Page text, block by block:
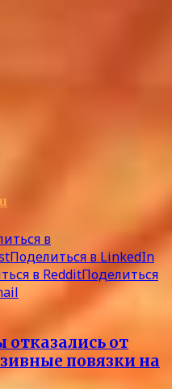
в
Поделиться в LinkedIn
в RedditПоделиться
от
повязки на